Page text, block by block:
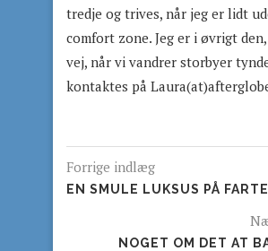
tredje og trives, når jeg er lidt
comfort zone. Jeg er i øvrigt
vej, når vi vandrer storbyer
kontaktes på
Forrige indlæg
EN SMULE LUKSUS PÅ
NOGET OM DET AT